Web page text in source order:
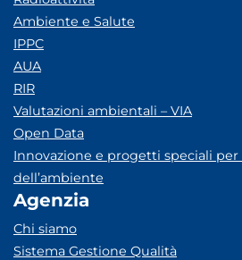
Ambiente e Salute
IPPC
AUA
RIR
Valutazioni ambientali – VIA
Open Data
Innovazione e progetti speciali
dell’ambiente
Agenzia
Chi siamo
Sistema Gestione Qualità